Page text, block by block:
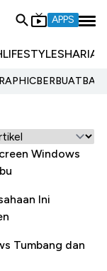
APPS
LIFESTYLESHARIA
Windows
Ini
Tumbang dan